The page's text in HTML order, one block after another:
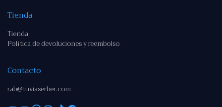
Tienda
Tienda
Política de devoluciones y reembolso
Contacto
rab@tuviaserber.com